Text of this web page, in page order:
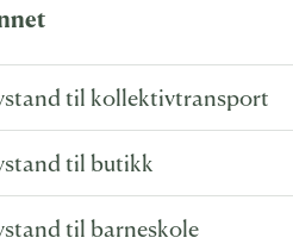
til kollektivtransport
til butikk
til barneskole